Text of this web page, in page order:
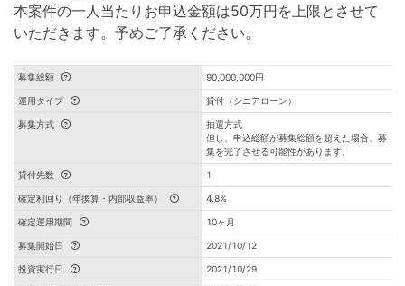
本案件の一人当たりお申込金額は50万円を上限とさせて
いただきます。予めご了承ください。
募集総額 90,000,000円
運用タイプ 貸付（シニアローン）
募集方式
抽選方式
但し、申込総額が募集総額を超えた場合、募
集を完了させる可能性があります。
貸付先数 1
確定利回り（年換算・内部収益率） 4.8%
確定運用期間 10ヶ月
募集開始日 2021/10/12
投資実行日 2021/10/29